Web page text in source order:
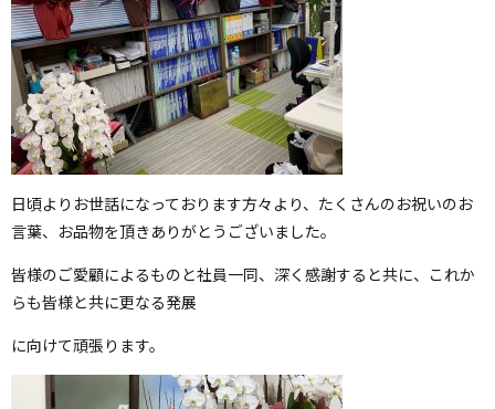
日頃よりお世話になっております方々より、たくさんのお祝いのお
言葉、お品物を頂きありがとうございました。
皆様のご愛顧によるものと社員一同、深く感謝すると共に、これか
らも皆様と共に更なる発展
に向けて頑張ります。